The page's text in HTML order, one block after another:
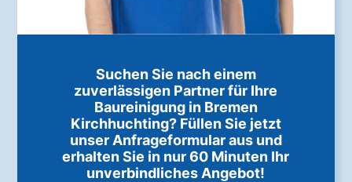
Suchen Sie nach einem
zuverlässigen Partner für Ihre
Baureinigung in Bremen
Kirchhuchting? Füllen Sie jetzt
unser Anfrageformular aus und
erhalten Sie in nur 60 Minuten Ihr
unverbindliches Angebot!